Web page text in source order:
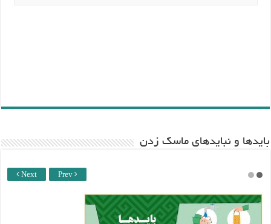
باید‌ها و نبایدهای ماسک زدن
Next Prev